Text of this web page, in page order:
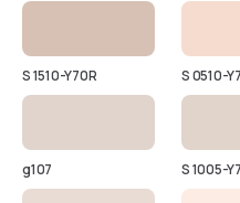
S 1510-Y70R S 0510-
g107 S 1005-